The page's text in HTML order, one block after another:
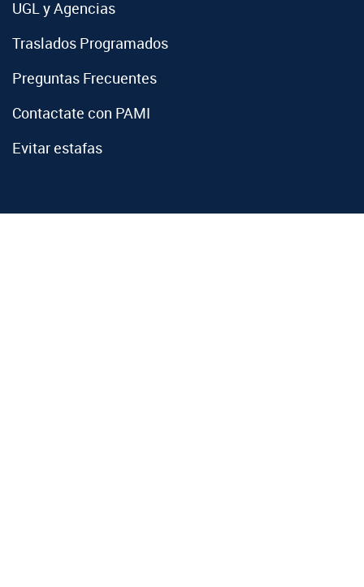
UGL y Agencias
Traslados Programados
Preguntas Frecuentes
Contactate con PAMI
Evitar estafas